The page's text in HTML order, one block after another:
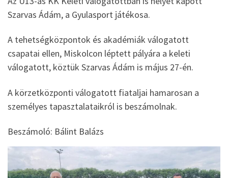
Szarvas Ádám, a Gyulasport játékosa.
A tehetségközpontok és akadémiák válogatott
csapatai ellen, Miskolcon léptett pályára a keleti
válogatott, köztük Szarvas Ádám is május 27-én.
A körzetközponti válogatott fiataljai hamarosan a
személyes tapasztalataikról is beszámolnak.
Beszámoló: Bálint Balázs